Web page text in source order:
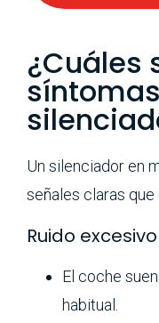
¿Cuáles
Un silenciador en
señales claras
Ruido
El coche
habitual.